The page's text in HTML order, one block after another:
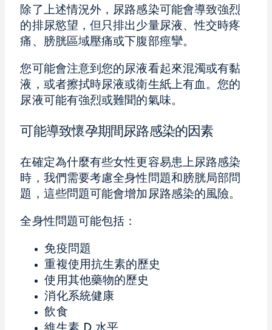
除了上述情況外，尿路感染可能會導致強烈
的排尿慾望，但只排出少量尿液、性交時疼
痛、膀胱區域壓痛或下腹部痙攣。
您可能會注意到您的尿液看起來混濁或有黏
液，或者擦拭時尿液或衛生紙上有血。您的
尿液可能有強烈或難聞的氣味。
可能導致懷孕期間尿路感染的因素
在確定為什麼有些女性更容易患上尿路感染
時，我們需要考慮全身性問題和膀胱局部問
題，這些問題可能會增加尿路感染的風險。
全身性問題可能包括：
免疫問題
重複使用抗生素的歷史
使用其他藥物的歷史
消化系統健康
飲食